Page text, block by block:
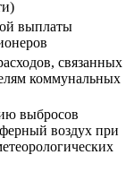
выплаты
связанных
коммунальных
выбросов
воздух при